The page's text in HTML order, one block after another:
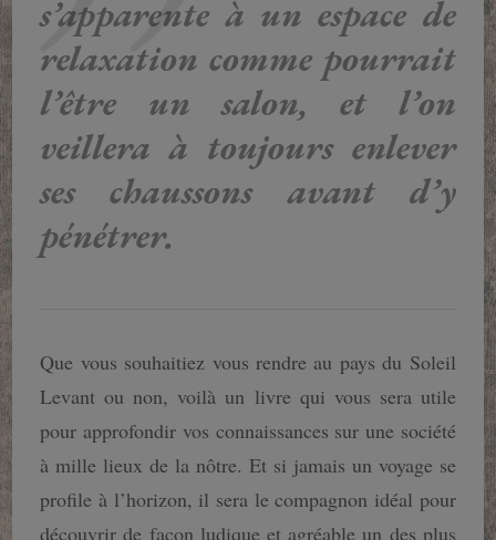
s’apparente à un espace de
relaxation comme pourrait
l’être un salon, et l’on
veillera à toujours enlever
ses chaussons avant d’y
pénétrer.
Que vous souhaitiez vous rendre au pays du Soleil
Levant ou non, voilà un livre qui vous sera utile
pour approfondir vos connaissances sur une société
à mille lieux de la nôtre. Et si jamais un voyage se
profile à l’horizon, il sera le compagnon idéal pour
découvrir de façon ludique et agréable un des plus